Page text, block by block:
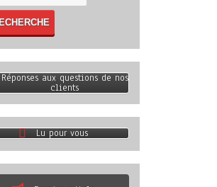
Réponses aux questions de nos
clients
Lu pour vous